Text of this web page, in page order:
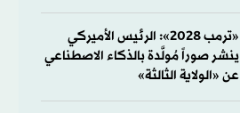
«ترمب 2028»: الرئيس الأميركي
ينشر صوراً مُولَّدة بالذكاء الاصطناعي
عن «الولاية الثالثة»